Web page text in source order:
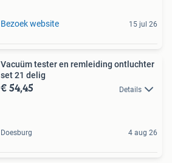
Bezoek website 15 jul 26
Vacuüm tester en remleiding ontluchter
set 21 delig
€ 54,45 Details
Doesburg 4 aug 26